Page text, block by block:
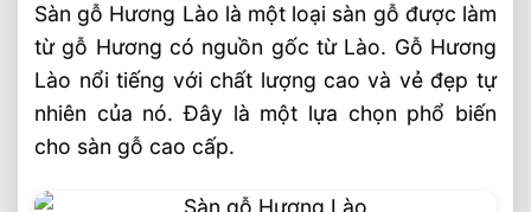
Sàn gỗ Hương Lào là một loại sàn gỗ được làm
từ gỗ Hương có nguồn gốc từ Lào. Gỗ Hương
Lào nổi tiếng với chất lượng cao và vẻ đẹp tự
nhiên của nó. Đây là một lựa chọn phổ biến
cho sàn gỗ cao cấp.